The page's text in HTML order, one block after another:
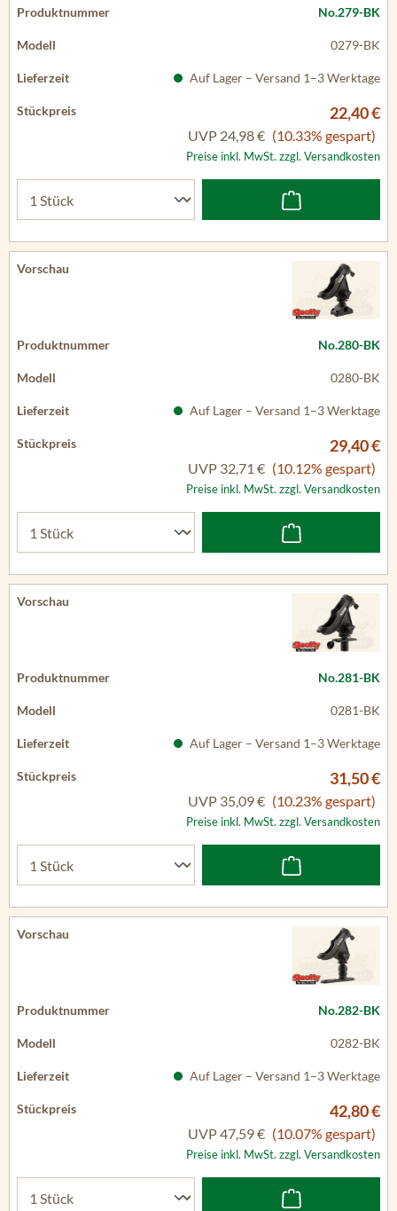
No.279-BK
0279-BK
Auf Lager – Versand 1–3 Werktage
22,40 €
UVP 24,98 € (10.33% gespart)
Preise inkl. MwSt. zzgl. Versandkosten
No.280-BK
0280-BK
Auf Lager – Versand 1–3 Werktage
29,40 €
UVP 32,71 € (10.12% gespart)
Preise inkl. MwSt. zzgl. Versandkosten
No.281-BK
0281-BK
Auf Lager – Versand 1–3 Werktage
31,50 €
UVP 35,09 € (10.23% gespart)
Preise inkl. MwSt. zzgl. Versandkosten
No.282-BK
0282-BK
Auf Lager – Versand 1–3 Werktage
42,80 €
UVP47,59 € (10.07% gespart)
Preise inkl. MwSt. zzgl. Versandkosten